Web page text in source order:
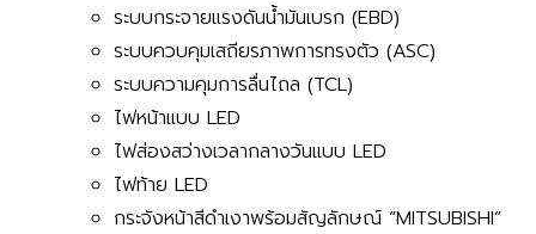
ระบบกระจายแรงดันน้ำมันเบรก (EBD)
ระบบควบคุมเสถียรภาพการทรงตัว (ASC)
ระบบความคุมการลื่นไถล (TCL)
ไฟหน้าแบบ LED
ไฟส่องสว่างเวลากลางวันแบบ LED
ไฟท้าย LED
กระจังหน้าสีดำเงาพร้อมสัญลักษณ์ “MITSUBISHI”